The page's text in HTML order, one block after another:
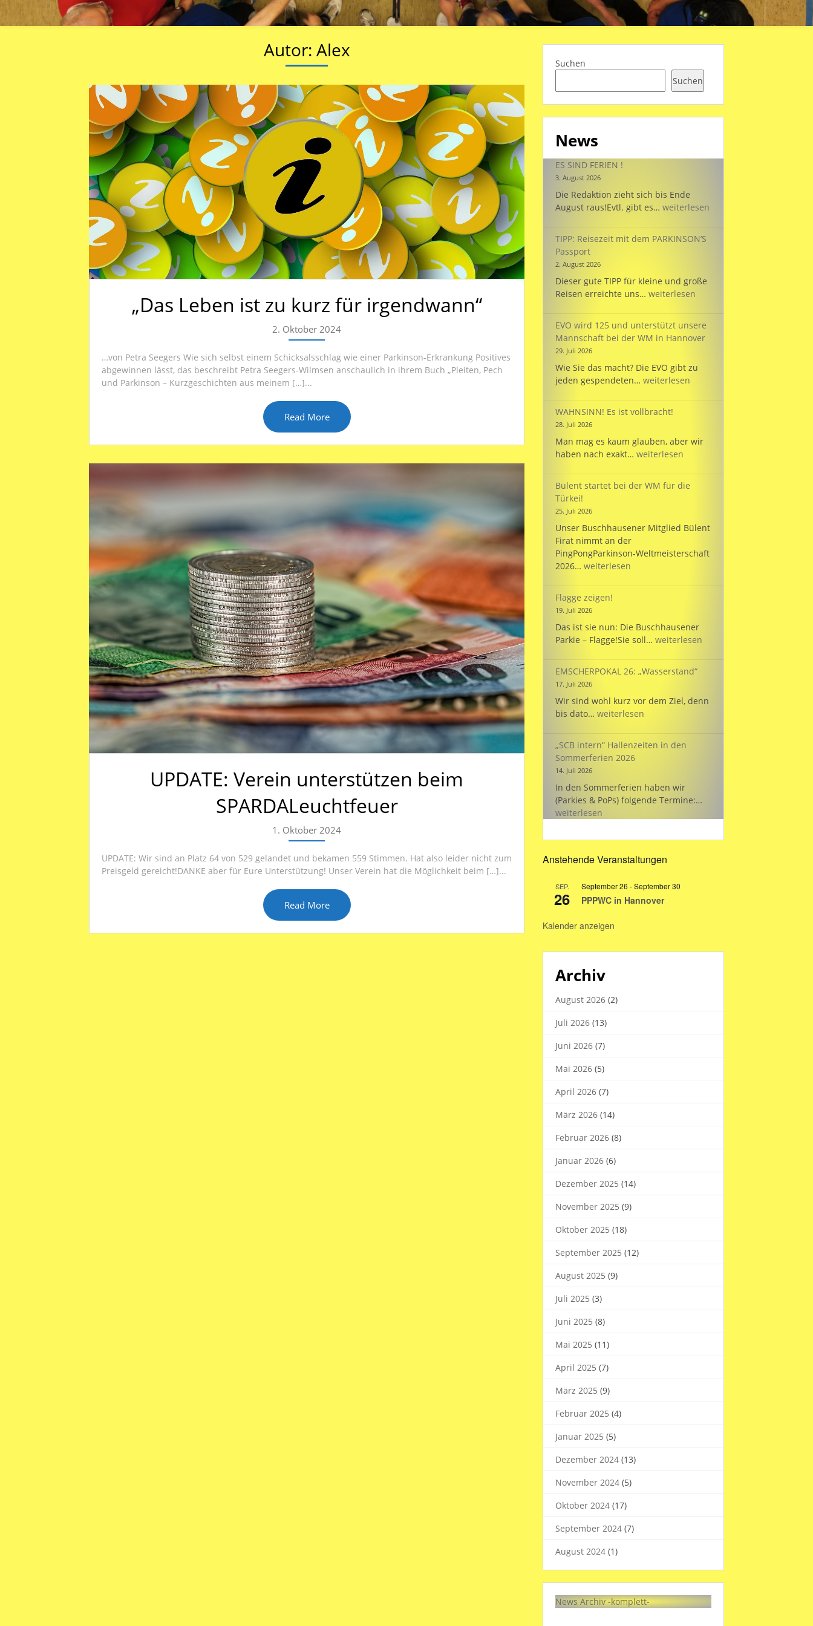
Autor: Alex
„Das Leben ist zu kurz für irgendwann“
2. Oktober 2024
…von Petra Seegers Wie sich selbst einem Schicksalsschlag wie einer Parkinson-Erkrankung Positives
abgewinnen lässt, das beschreibt Petra Seegers-Wilmsen anschaulich in ihrem Buch „Pleiten, Pech
und Parkinson – Kurzgeschichten aus meinem […]...
Read More
UPDATE: Verein unterstützen beim
SPARDALeuchtfeuer
1. Oktober 2024
UPDATE: Wir sind an Platz 64 von 529 gelandet und bekamen 559 Stimmen. Hat also leider nicht zum
Preisgeld gereicht!DANKE aber für Eure Unterstützung! Unser Verein hat die Möglichkeit beim […]...
Read More
Suchen
Suchen
News
ES SIND FERIEN !
3. August 2026
Die Redaktion zieht sich bis Ende
August raus!Evtl. gibt es… ES
!
weiterlesen
TIPP: Reisezeit mit dem PARKINSON’S
Passport
2. August 2026
Dieser gute TIPP für kleine und große
Reisen erreichte uns… TIPP:
dem
PARKINSON’S
weiterlesen
EVO wird 125 und unterstützt unsere
Mannschaft bei der WM in Hannover
29. Juli 2026
Wie Sie das macht? Die EVO gibt zu
jeden gespendeten… EVO
und
unsere
Mannschaft
der
weiterlesen
WAHNSINN! Es ist vollbracht!
28. Juli 2026
Man mag es kaum glauben, aber wir
haben nach exakt… WAHNSINN!
vollbracht!
weiterlesen
Bülent startet bei der WM für die
Türkei!
25. Juli 2026
Unser Buschhausener Mitglied Bülent
Firat nimmt an der
PingPongParkinson-Weltmeisterschaft
2026… Bülent
der
WM
für
die
weiterlesen
Flagge zeigen!
19. Juli 2026
Das ist sie nun: Die Buschhausener
Parkie – Flagge!Sie soll… Flagge
weiterlesen
EMSCHERPOKAL 26: „Wasserstand“
17. Juli 2026
Wir sind wohl kurz vor dem Ziel, denn
bis dato… EMSCHERPOKAL
weiterlesen
„SCB intern“ Hallenzeiten in den
Sommerferien 2026
14. Juli 2026
In den Sommerferien haben wir
(Parkies & PoPs) folgende Termine:…
in
weiterlesen
Anstehende Veranstaltungen
SEP.
26
September 26 -September 30
PPPWC in Hannover
Kalender anzeigen
Archiv
August 2026 (2)
Juli 2026 (13)
Juni 2026 (7)
Mai 2026 (5)
April 2026 (7)
März 2026 (14)
Februar 2026 (8)
Januar 2026 (6)
Dezember 2025 (14)
November 2025 (9)
Oktober 2025 (18)
September 2025 (12)
August 2025 (9)
Juli 2025 (3)
Juni 2025 (8)
Mai 2025 (11)
April 2025 (7)
März 2025 (9)
Februar 2025 (4)
Januar 2025 (5)
Dezember 2024 (13)
November 2024 (5)
Oktober 2024 (17)
September 2024 (7)
August 2024 (1)
News Archiv -komplett-